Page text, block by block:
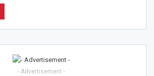
- Advertisement -